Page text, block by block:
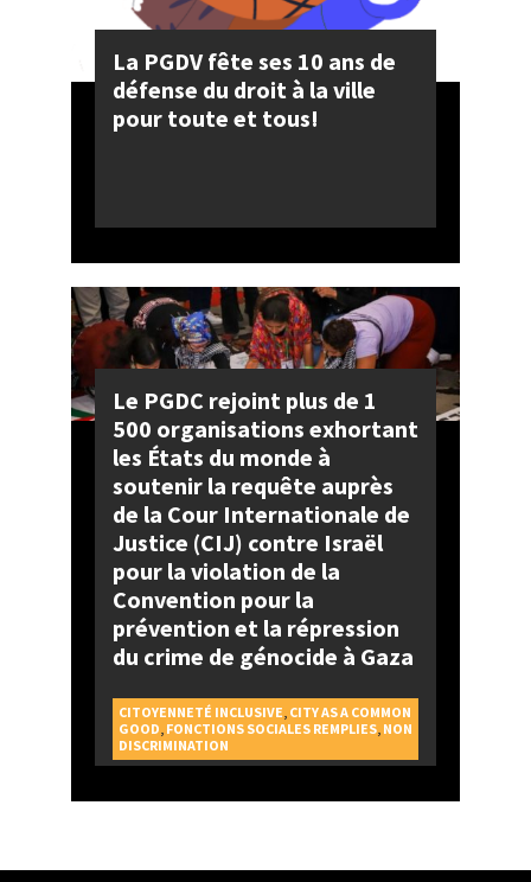
La PGDV fête ses 10 ans de
défense du droit à la ville
pour toute et tous!
Le PGDC rejoint plus de 1
500 organisations exhortant
les États du monde à
soutenir la requête auprès
de la Cour Internationale de
Justice (CIJ) contre Israël
pour la violation de la
Convention pour la
prévention et la répression
du crime de génocide à Gaza
CITOYENNETÉ INCLUSIVE, CITY AS A COMMON
GOOD, FONCTIONS SOCIALES REMPLIES, NON
DISCRIMINATION